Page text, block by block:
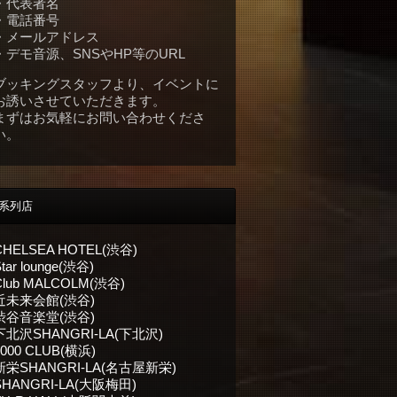
電話番号
メールアドレス
デモ音源、SNSやHP等のURL
ッキングスタッフより、イベントに
誘いさせていただきます。
ずはお気軽にお問い合わせくださ
列店
HOTEL(渋谷)
lounge(渋谷)
MALCOLM(渋谷)
未来会館(渋谷)
谷音楽堂(渋谷)
北沢SHANGRI-LA(下北沢)
CLUB(横浜)
栄SHANGRI-LA(名古屋新栄)
LA(大阪梅田)